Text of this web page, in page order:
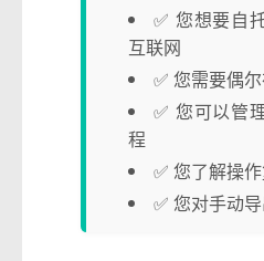
✅ 您想要自
互联网
✅ 您需要偶
✅ 您可以管
程
✅ 您了解操
✅ 您对手动